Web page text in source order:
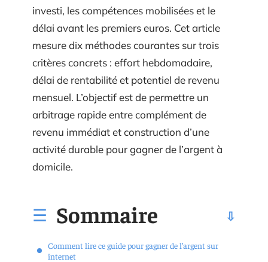
investi, les compétences mobilisées et le
délai avant les premiers euros. Cet article
mesure dix méthodes courantes sur trois
critères concrets : effort hebdomadaire,
délai de rentabilité et potentiel de revenu
mensuel. L’objectif est de permettre un
arbitrage rapide entre complément de
revenu immédiat et construction d’une
activité durable pour gagner de l’argent à
domicile.
Sommaire
Comment lire ce guide pour gagner de l’argent sur
internet